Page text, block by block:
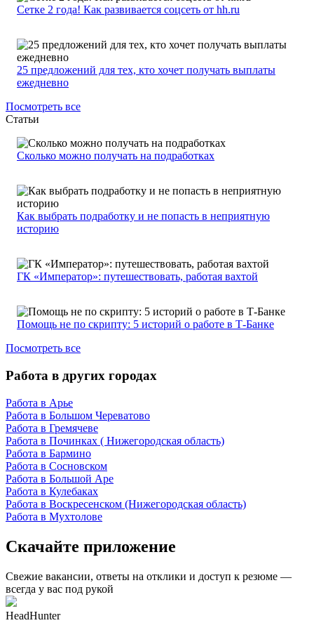
Сетке 2 года! Как развивается соцсеть от hh.ru
25 предложений для тех, кто хочет получать выплаты
ежедневно
Посмотреть все
Статьи
Сколько можно получать на подработках
Как выбрать подработку и не попасть в неприятную
историю
ГК «Император»: путешествовать, работая вахтой
Помощь не по скрипту: 5 историй о работе в Т-Банке
Посмотреть все
Работа в других городах
Работа в Арье
Работа в Большом Череватово
Работа в Гремячеве
Работа в Починках ( Нижегородская область)
Работа в Бармино
Работа в Сосновском
Работа в Большой Аре
Работа в Кулебаках
Работа в Воскресенском (Нижегородская область)
Работа в Мухтолове
Скачайте приложение
Свежие вакансии, ответы на отклики и доступ к резюме —
всегда у вас под рукой
HeadHunter